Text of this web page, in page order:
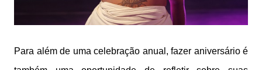
Para além de uma celebração anual, fazer aniversário é